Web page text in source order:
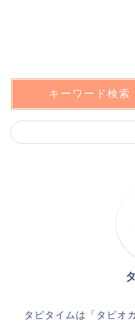
キーワード検索
タピタイムは「タピオ